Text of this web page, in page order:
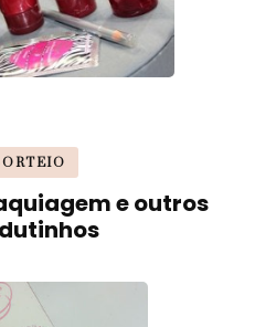
e outros